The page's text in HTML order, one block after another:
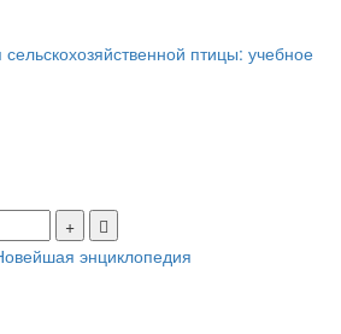
птицы: учебное